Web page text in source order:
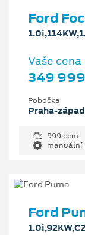
Ford
Vaše cena
349
Pobočka
Praha-
999 ccm
manuální
Ford